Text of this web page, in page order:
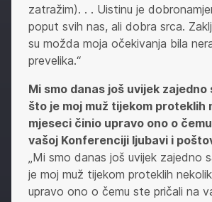
zatražim). . . Uistinu je
poput svih nas, ali dobra srca.
su možda moja očekivanja bila
prevelika.“
Mi smo danas još uvijek zajedno
što je moj muž tijekom proteklih
mjeseci činio upravo ono o
vašoj Konferenciji ljubavi i
„Mi smo danas još uvijek zajedno
je moj muž tijekom proteklih
upravo ono o čemu ste pričali na